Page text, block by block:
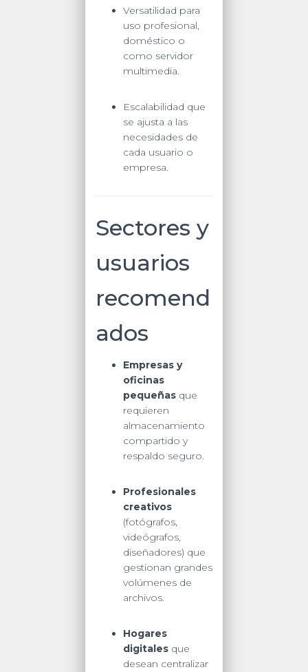
Versatilidad para
uso profesional,
doméstico o
como servidor
multimedia.
Escalabilidad que
se ajusta a las
necesidades de
cada usuario o
empresa.
Sectores y
usuarios
recomend
ados
Empresas y
oficinas
pequeñas que
requieren
almacenamiento
compartido y
respaldo seguro.
Profesionales
creativos
(fotógrafos,
videógrafos,
diseñadores) que
gestionan grandes
volúmenes de
archivos.
Hogares
digitales que
desean centralizar